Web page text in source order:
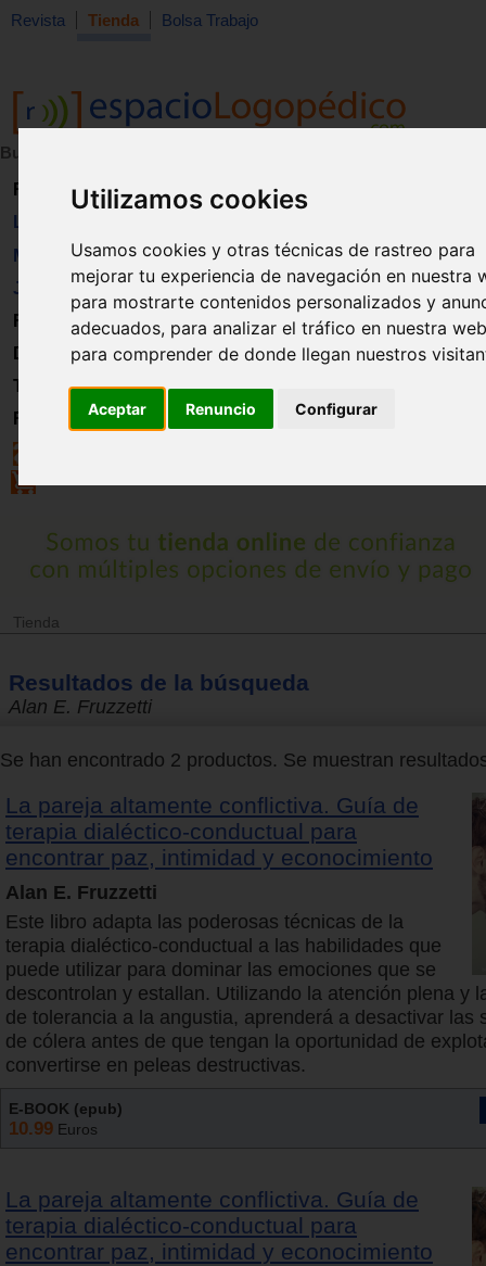
Utilizamos cookies
Usamos cookies y otras técnicas de rastreo para
mejorar tu experiencia de navegación en nuestra
para mostrarte contenidos personalizados y
adecuados, para analizar el tráfico en nuestra
para comprender de donde llegan nuestros
Aceptar Renuncio Configurar
Revista Tienda Bolsa Trabajo
Buscar:
Revista
Libros
Material
Juguetes
Formación
Directorio
Trabajo
Registro
Tienda
Resultados de la búsqueda
Alan E. Fruzzetti
Se han encontrado 2 productos. Se muestran
La pareja altamente conflictiva. Guía de
terapia dialéctico-conductual para
encontrar paz, intimidad y econocimiento
Alan E. Fruzzetti
Este libro adapta las poderosas técnicas de la
terapia dialéctico-conductual a las habilidades que
puede utilizar para dominar las emociones que se
descontrolan y estallan. Utilizando la atención plena y
de tolerancia a la angustia, aprenderá a desactivar las
de cólera antes de que tengan la oportunidad de
convertirse en peleas destructivas.
E-BOOK (epub)
10.99 Euros
La pareja altamente conflictiva. Guía de
terapia dialéctico-conductual para
encontrar paz, intimidad y econocimiento